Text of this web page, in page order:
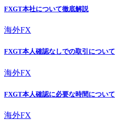
FXGT本社について徹底解説
海外FX
FXGT本人確認なしでの取引について
海外FX
FXGT本人確認に必要な時間について
海外FX